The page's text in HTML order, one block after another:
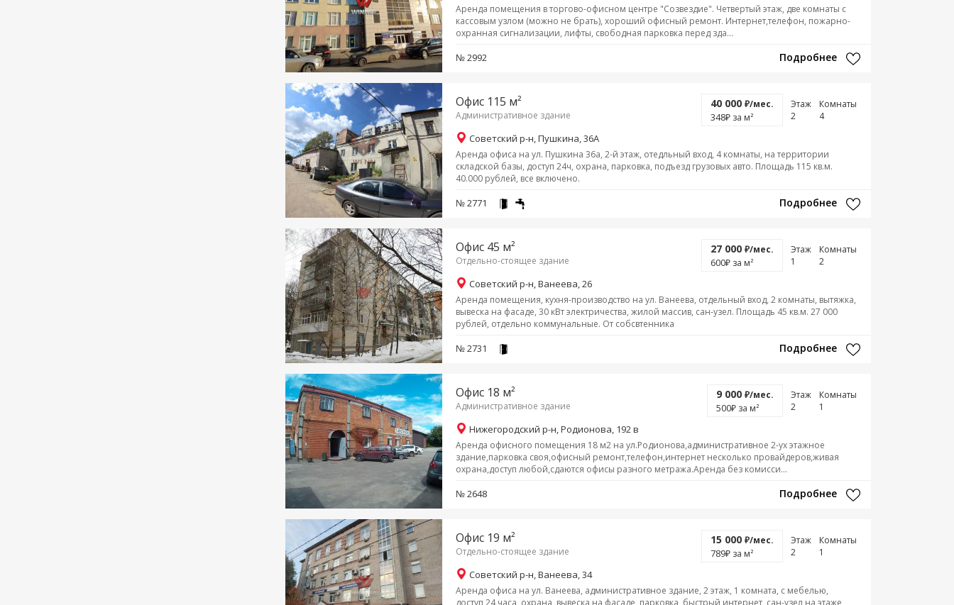
Аренда помещения в торгово-офисном центре "Созвездие". Четвертый этаж, две комнаты с
кассовым узлом (можно не брать), хороший офисный ремонт. Интернет,телефон, пожарно-
охранная сигнализации, лифты, свободная парковка перед зда...
№ 2992 Подробнее
Офис 115 м²
Административное здание
40 000 ₽/мес.
348₽ за м²
Этаж
2
Комнаты
4
Советский р-н, Пушкина, 36А
Аренда офиса на ул. Пушкина 36а, 2-й этаж, отедльный вход, 4 комнаты, на территории
складской базы, доступ 24ч, охрана, парковка, подъезд грузовых авто. Площадь 115 кв.м.
40.000 рублей, все включено.
№ 2771 Подробнее
Офис 45 м²
Отдельно-стоящее здание
27 000 ₽/мес.
600₽ за м²
Этаж
1
Комнаты
2
Советский р-н, Ванеева, 26
Аренда помещения, кухня-производство на ул. Ванеева, отдельный вход, 2 комнаты, вытяжка,
вывеска на фасаде, 30 кВт электричества, жилой массив, сан-узел. Площадь 45 кв.м. 27 000
рублей, отдельно коммунальные. От собсвтенника
№ 2731 Подробнее
Офис 18 м²
Административное здание
9 000 ₽/мес.
500₽ за м²
Этаж
2
Комнаты
1
Нижегородский р-н, Родионова, 192 в
Аренда офисного помещения 18 м2 на ул.Родионова,административное 2-ух этажное
здание,парковка своя,офисный ремонт,телефон,интернет несколько провайдеров,живая
охрана,доступ любой,сдаются офисы разного метража.Аренда без комисси...
№ 2648 Подробнее
Офис 19 м²
Отдельно-стоящее здание
15 000 ₽/мес.
789₽ за м²
Этаж
2
Комнаты
1
Советский р-н, Ванеева, 34
Аренда офиса на ул. Ванеева, административное здание, 2 этаж, 1 комната, с мебелью,
доступ 24 часа, охрана, вывеска на фасаде, парковка, быстрый интернет, сан-узел на этаже,